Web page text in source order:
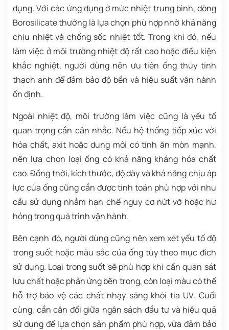
dụng. Với các ứng dụng ở mức nhiệt trung bình, dòng
Borosilicate thường là lựa chọn phù hợp nhờ khả năng
chịu nhiệt và chống sốc nhiệt tốt. Trong khi đó, nếu
làm việc ở môi trường nhiệt độ rất cao hoặc điều kiện
khắc nghiệt, người dùng nên ưu tiên ống thủy tinh
thạch anh để đảm bảo độ bền và hiệu suất vận hành
ổn định.
Ngoài nhiệt độ, môi trường làm việc cũng là yếu tố
quan trọng cần cân nhắc. Nếu hệ thống tiếp xúc với
hóa chất, axit hoặc dung môi có tính ăn mòn mạnh,
nên lựa chọn loại ống có khả năng kháng hóa chất
cao. Đồng thời, kích thước, độ dày và khả năng chịu áp
lực của ống cũng cần được tính toán phù hợp với nhu
cầu sử dụng nhằm hạn chế nguy cơ nứt vỡ hoặc hư
hỏng trong quá trình vận hành.
Bên cạnh đó, người dùng cũng nên xem xét yếu tố độ
trong suốt hoặc màu sắc của ống tùy theo mục đích
sử dụng. Loại trong suốt sẽ phù hợp khi cần quan sát
lưu chất hoặc phản ứng bên trong, còn loại màu có thể
hỗ trợ bảo vệ các chất nhạy sáng khỏi tia UV. Cuối
cùng, cần cân đối giữa ngân sách đầu tư và hiệu quả
sử dụng để lựa chọn sản phẩm phù hợp, vừa đảm bảo